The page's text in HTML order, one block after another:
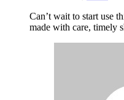
Can’t wait to start use
made with care, timely